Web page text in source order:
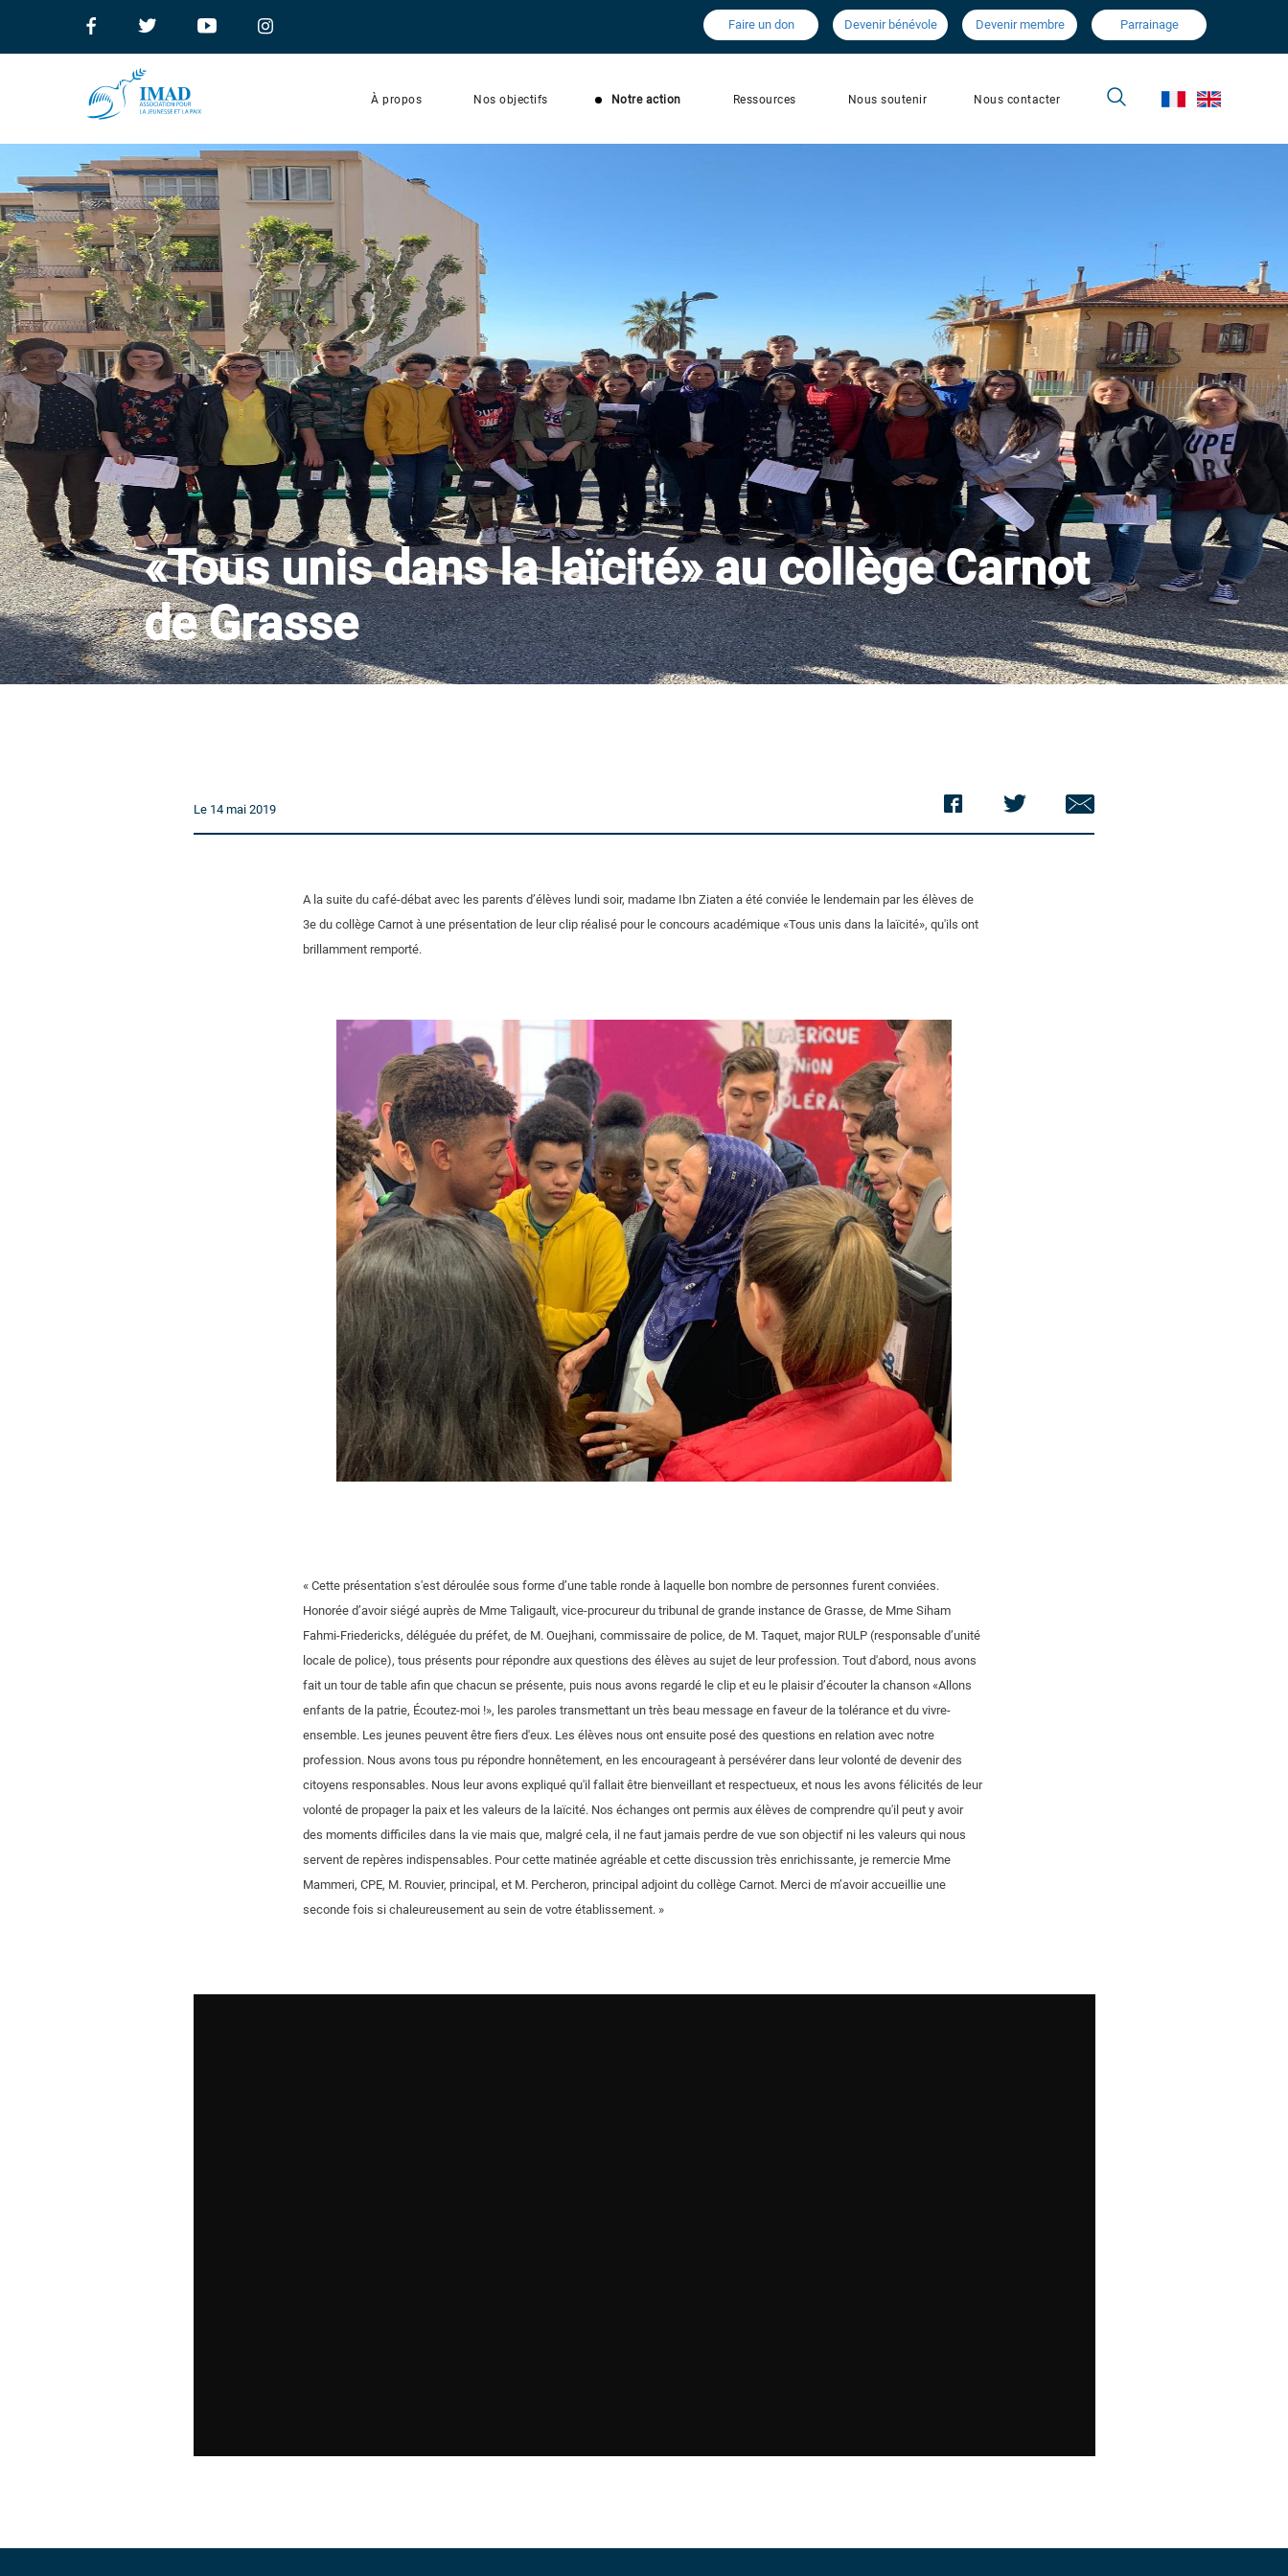
Faire un don Devenir bénévole Devenir membre Parrainage
À propos Nos objectifs Notre action Ressources Nous soutenir Nous contacter
«Tous unis dans la laïcité» au collège Carnot
de Grasse
Le 14 mai 2019
A la suite du café-débat avec les parents d’élèves lundi soir, madame Ibn Ziaten a été conviée le lendemain par les élèves de
3e du collège Carnot à une présentation de leur clip réalisé pour le concours académique «Tous unis dans la laïcité», qu'ils ont
brillamment remporté.
« Cette présentation s'est déroulée sous forme d’une table ronde à laquelle bon nombre de personnes furent conviées.
Honorée d’avoir siégé auprès de Mme Taligault, vice-procureur du tribunal de grande instance de Grasse, de Mme Siham
Fahmi-Friedericks, déléguée du préfet, de M. Ouejhani, commissaire de police, de M. Taquet, major RULP (responsable d’unité
locale de police), tous présents pour répondre aux questions des élèves au sujet de leur profession. Tout d'abord, nous avons
fait un tour de table afin que chacun se présente, puis nous avons regardé le clip et eu le plaisir d’écouter la chanson «Allons
enfants de la patrie, Écoutez-moi !», les paroles transmettant un très beau message en faveur de la tolérance et du vivre-
ensemble. Les jeunes peuvent être fiers d'eux. Les élèves nous ont ensuite posé des questions en relation avec notre
profession. Nous avons tous pu répondre honnêtement, en les encourageant à persévérer dans leur volonté de devenir des
citoyens responsables. Nous leur avons expliqué qu'il fallait être bienveillant et respectueux, et nous les avons félicités de leur
volonté de propager la paix et les valeurs de la laïcité. Nos échanges ont permis aux élèves de comprendre qu'il peut y avoir
des moments difficiles dans la vie mais que, malgré cela, il ne faut jamais perdre de vue son objectif ni les valeurs qui nous
servent de repères indispensables. Pour cette matinée agréable et cette discussion très enrichissante, je remercie Mme
Mammeri, CPE, M. Rouvier, principal, et M. Percheron, principal adjoint du collège Carnot. Merci de m’avoir accueillie une
seconde fois si chaleureusement au sein de votre établissement. »